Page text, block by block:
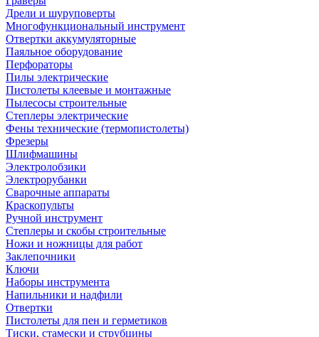
Дрели и шуруповерты
Многофункциональный инструмент
Отвертки аккумуляторные
Паяльное оборудование
Перфораторы
Пилы электрические
Пистолеты клеевые и монтажные
Пылесосы строительные
Степлеры электрические
Фены технические (термопистолеты)
Фрезеры
Шлифмашины
Электролобзики
Электрорубанки
Сварочные аппараты
Краскопульты
Ручной инструмент
Степлеры и скобы строительные
Ножи и ножницы для работ
Заклепочники
Ключи
Наборы инструмента
Напильники и надфили
Отвертки
Пистолеты для пен и герметиков
Тиски, стамески и струбцины